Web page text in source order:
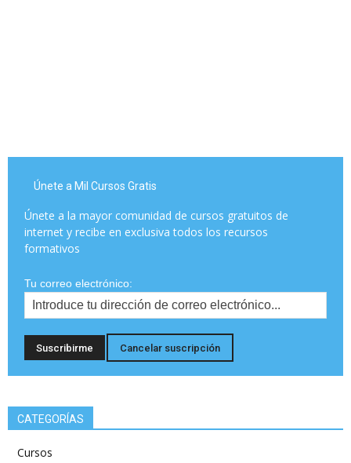
Únete a Mil Cursos Gratis
Únete a la mayor comunidad de cursos gratuitos de
internet y recibe en exclusiva todos los recursos
formativos
Tu correo electrónico:
CATEGORÍAS
Cursos